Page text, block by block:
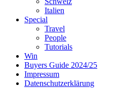
Italien
Special
Travel
People
Tutorials
Win
Buyers Guide 2024/25
Impressum
Datenschutzerklärung